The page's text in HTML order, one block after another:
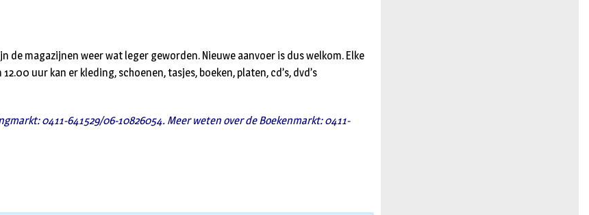
de magazijnen weer wat leger geworden. Nieuwe aanvoer is dus welkom. Elke
uur kan er kleding, schoenen, tasjes, boeken, platen, cd’s, dvd’s
0411-641529/06-10826054. Meer weten over de Boekenmarkt: 0411-